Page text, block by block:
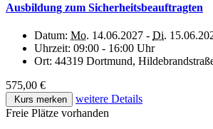
Ausbildung zum Sicherheitsbeauftragten
Datum: Mo. 14.06.2027 - Di.
Uhrzeit: 09:00 - 16:00 Uhr
Ort: 44319 Dortmund,
575,00 €
Kurs merken
weitere Details
Freie Plätze vorhanden